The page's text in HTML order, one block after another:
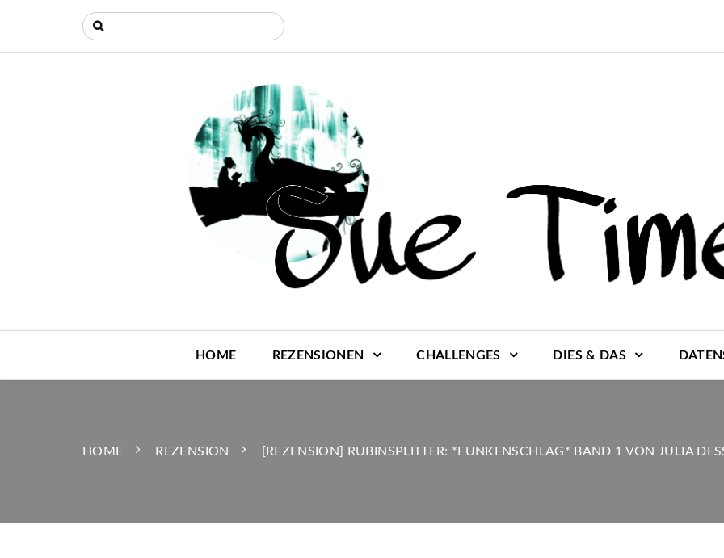
HOME REZENSIONEN CHALLENGES DIES & DAS
HOME REZENSION [REZENSION] RUBINSPLITTER: *FUNKENSCHLAG* BAND 1 VON JULIA